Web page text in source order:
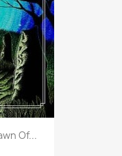
Of...